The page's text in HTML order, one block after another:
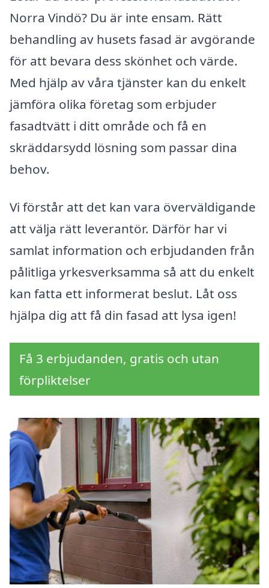
Norra Vindö? Du är inte ensam. Rätt
behandling av husets fasad är avgörande
för att bevara dess skönhet och värde.
Med hjälp av våra tjänster kan du enkelt
jämföra olika företag som erbjuder
fasadtvätt i ditt område och få en
skräddarsydd lösning som passar dina
behov.
Vi förstår att det kan vara överväldigande
att välja rätt leverantör. Därför har vi
samlat information och erbjudanden från
pålitliga yrkesverksamma så att du enkelt
kan fatta ett informerat beslut. Låt oss
hjälpa dig att få din fasad att lysa igen!
Få 3 erbjudanden, gratis och utan
förpliktelser